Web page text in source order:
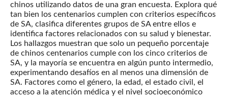
chinos utilizando datos de una gran encuesta. Explora qué
tan bien los centenarios cumplen con criterios específicos
de SA, clasifica diferentes grupos de SA entre ellos e
identifica factores relacionados con su salud y bienestar.
Los hallazgos muestran que solo un pequeño porcentaje
de chinos centenarios cumple con los cinco criterios de
SA, y la mayoría se encuentra en algún punto intermedio,
experimentando desafíos en al menos una dimensión de
SA. Factores como el género, la edad, el estado civil, el
acceso a la atención médica y el nivel socioeconómico